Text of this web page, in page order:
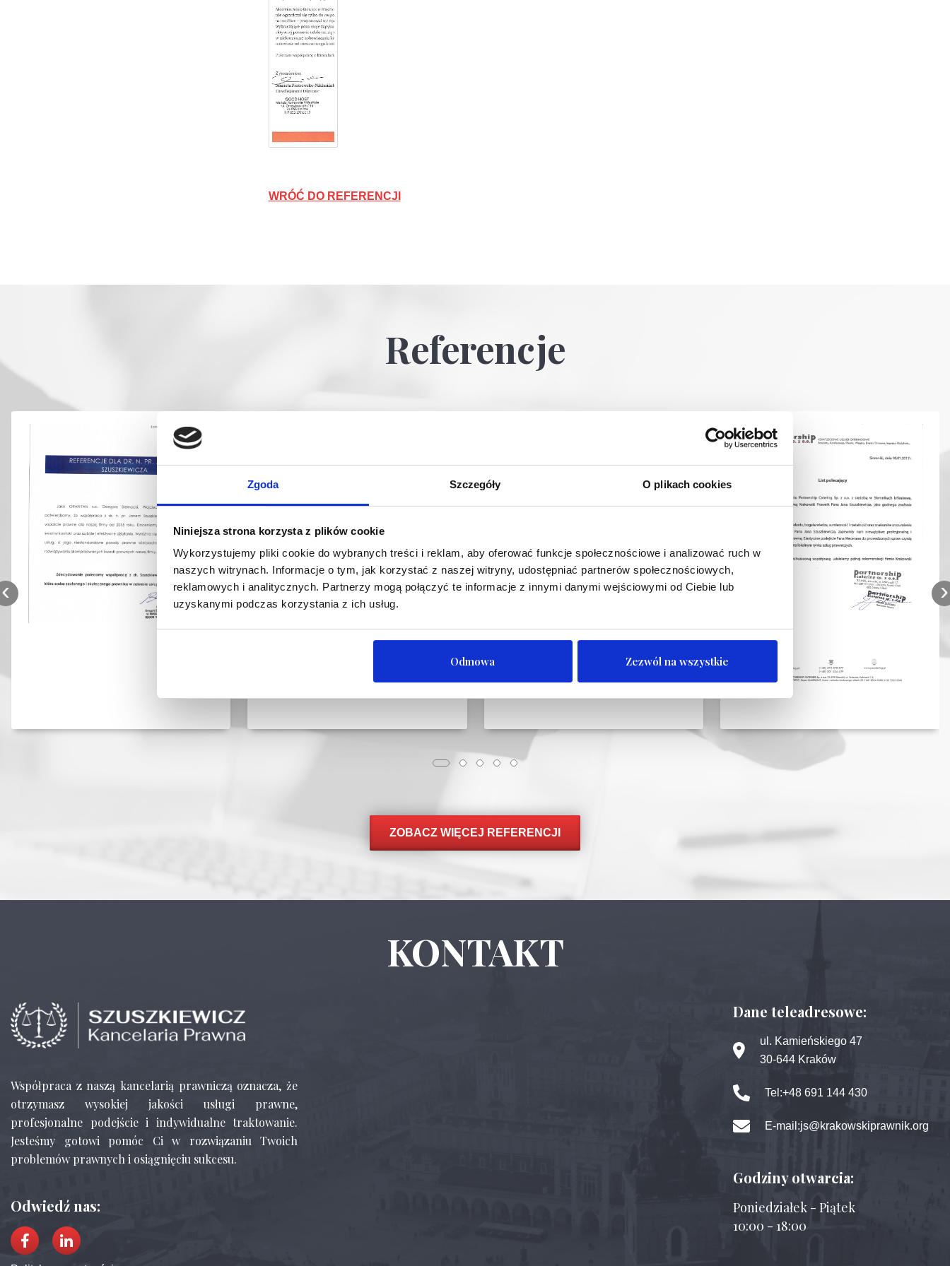
Zgoda Szczegóły O plikach cookies
Niniejsza strona korzysta z plików cookie
Wykorzystujemy pliki cookie do wybranych treści i reklam, aby oferować funkcje społecznościowe i analizować ruch w
naszych witrynach. Informacje o tym, jak korzystać z naszej witryny, udostępniać partnerów społecznościowych,
reklamowych i analitycznych. Partnerzy mogą połączyć te informacje z innymi danymi wejściowymi od Ciebie lub
uzyskanymi podczas korzystania z ich usług.
Odmowa Zezwól na wszystkie
WRÓĆ DO REFERENCJI
Referencje
‹ ›
ZOBACZ WIĘCEJ REFERENCJI
KONTAKT
Współpraca z naszą kancelarią prawniczą oznacza, że
otrzymasz wysokiej jakości usługi prawne,
profesjonalne podejście i indywidualne traktowanie.
Jesteśmy gotowi pomóc Ci w rozwiązaniu Twoich
problemów prawnych i osiągnięciu sukcesu.
Odwiedź nas:
Dane teleadresowe:
ul. Kamieńskiego 47
30-644 Kraków
Tel:+48 691 144 430
E-mail:js@krakowskiprawnik.org
Godziny otwarcia:
Poniedziałek - Piątek
10:00 - 18:00